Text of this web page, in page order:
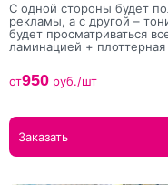
С одной стороны будет
рекламы, а с другой –
будет просматриваться
ламинацией +
от950 руб./шт
Заказать